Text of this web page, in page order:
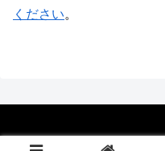
ください。